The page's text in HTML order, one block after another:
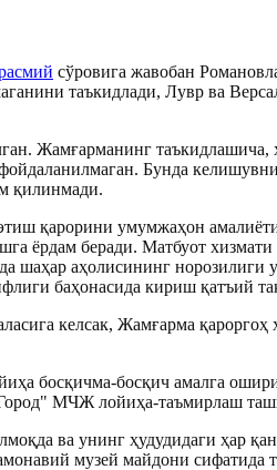
сўровига жавобан
таъкидлади, Лувр ва
Жамғарманинг таъкидлашича,
Бунда
қилинмади.
қарорини умумжаҳон
ёрдам беради. Матбуот
аҳолисининг норозилиги
баҳонасида кириш қатъий
келсак, Жамғарма
босқичма-босқич амалга
" МЧЖ лойиҳа-таъмирлаш
ва унинг ҳудудидаги ҳар
музей майдони